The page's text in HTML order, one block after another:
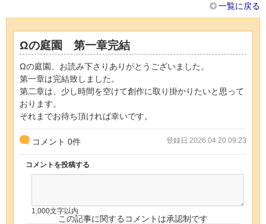
一覧に戻る
Ωの庭園 第一章完結
Ωの庭園、お読み下さりありがとうございました。
第一章は完結致しました。
第二章は、少し時間を空けて創作に取り掛かりたいと思って
おります。
それまでお待ち頂ければ幸いです。
コメント 0件 登録日 2026.04.20 09:23
コメントを投稿する
1,000文字以内
この記事に関するコメントは承認制です